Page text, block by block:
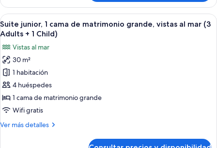
al
mar
(2
Adults
+
2
Children)
junior,
cama
de
grande,
vistas
al
mar
(2
+
2
Abrir
todas
fotos
de
Suite
junior,
1
cama
matrimonio
Un dormitorio moderno con una
6
Suite junior, 1 cama de matrimonio grande, vistas al mar (3
Adults + 1 Child)
Vistas al mar
30 m²
1 habitación
4 huéspedes
1 cama de matrimonio grande
Wifi gratis
Ver más detalles
Más